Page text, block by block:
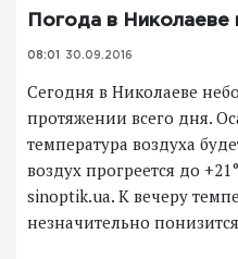
Погода в Николаеве
08:01 30.09.2016
Сегодня в Николаеве
протяжении всего дня.
температура воздуха
воздух прогреется до
sinoptik.ua. К вечеру
незначительно